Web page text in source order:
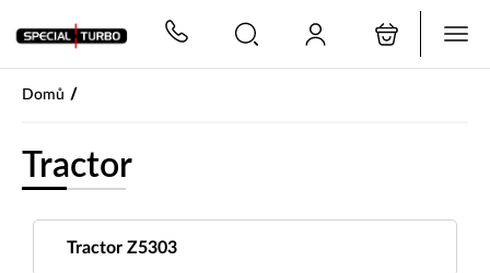
Domů /
Tractor
Tractor Z5303